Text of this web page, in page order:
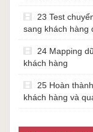
23 Test
sang khách hàng
24 Mapping
khách hàng
25 Hoàn
khách hàng và